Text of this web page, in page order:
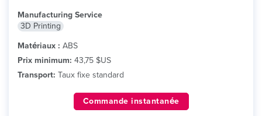
Manufacturing Service
3D Printing
Matériaux : ABS
Prix minimum: 43,75 $US
Transport: Taux fixe standard
Commande instantanée